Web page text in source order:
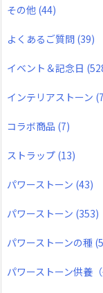
その他 (44)
よくあるご質問 (39)
イベント＆記念日
インテリアストーン
コラボ商品 (7)
ストラップ (13)
パワーストーン (43)
パワーストーン (353)
パワーストーンの種
パワーストーン供養（